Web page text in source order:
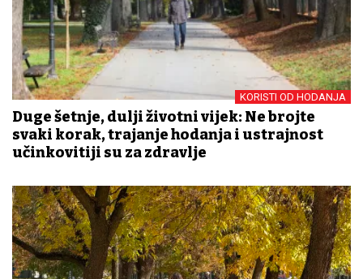
KORISTI OD HODANJA
Duge šetnje, dulji životni vijek: Ne brojte
svaki korak, trajanje hodanja i ustrajnost
učinkovitiji su za zdravlje